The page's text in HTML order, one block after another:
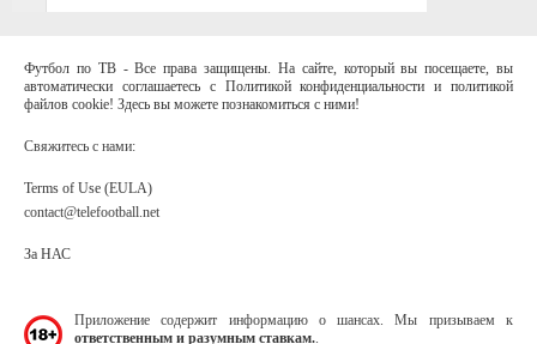
Футбол по ТВ - Все права защищены. На сайте, который вы посещаете, вы
автоматически соглашаетесь с Политикой конфиденциальности и политикой
файлов cookie! Здесь вы можете познакомиться с ними!
Свяжитесь с нами:
Terms of Use (EULA)
contact@telefootball.net
За НАС
Приложение содержит информацию о шансах. Мы призываем к
ответственным и разумным ставкам.